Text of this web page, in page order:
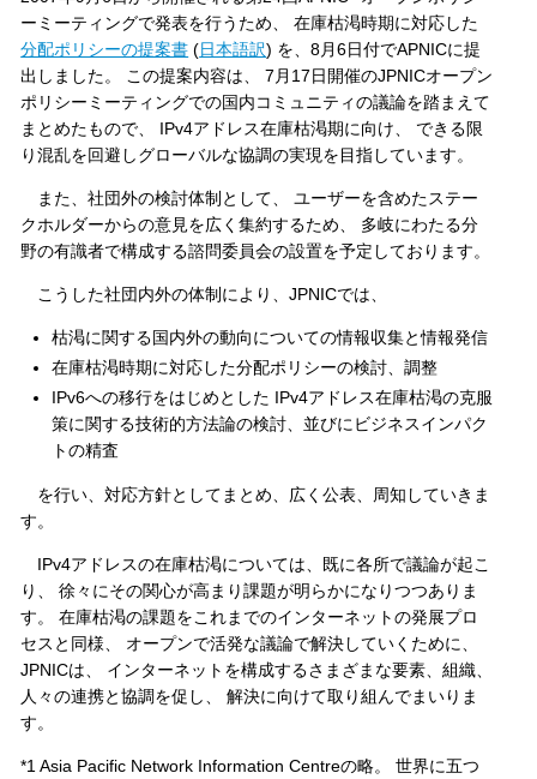
ーミーティングで発表を行うため、 在庫枯渇時期に対応した
分配ポリシーの提案書 (日本語訳) を、8月6日付でAPNICに提
出しました。 この提案内容は、 7月17日開催のJPNICオープン
ポリシーミーティングでの国内コミュニティの議論を踏まえて
まとめたもので、 IPv4アドレス在庫枯渇期に向け、 できる限
り混乱を回避しグローバルな協調の実現を目指しています。
また、社団外の検討体制として、 ユーザーを含めたステー
クホルダーからの意見を広く集約するため、 多岐にわたる分
野の有識者で構成する諮問委員会の設置を予定しております。
こうした社団内外の体制により、JPNICでは、
枯渇に関する国内外の動向についての情報収集と情報発信
在庫枯渇時期に対応した分配ポリシーの検討、調整
IPv6への移行をはじめとした IPv4アドレス在庫枯渇の克服
策に関する技術的方法論の検討、並びにビジネスインパク
トの精査
を行い、対応方針としてまとめ、広く公表、周知していきま
す。
IPv4アドレスの在庫枯渇については、既に各所で議論が起こ
り、 徐々にその関心が高まり課題が明らかになりつつありま
す。 在庫枯渇の課題をこれまでのインターネットの発展プロ
セスと同様、 オープンで活発な議論で解決していくために、
JPNICは、 インターネットを構成するさまざまな要素、組織、
人々の連携と協調を促し、 解決に向けて取り組んでまいりま
す。
*1 Asia Pacific Network Information Centreの略。 世界に五つ